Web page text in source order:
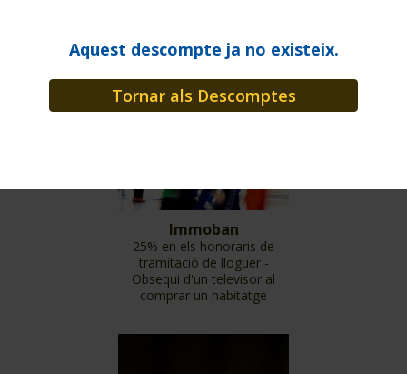
Immoban
25% en els honoraris de
tramitació de lloguer -
Obsequi d'un televisor al
comprar un habitatge
Aquest descompte ja no existeix.
Tornar als Descomptes